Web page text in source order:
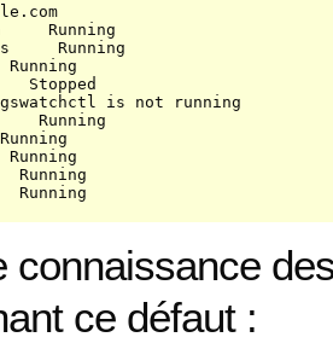
Running
Running
Stopped
is not running
Running
connaissance
ce défaut :